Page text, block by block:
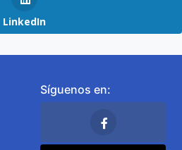
LinkedIn
Síguenos en: